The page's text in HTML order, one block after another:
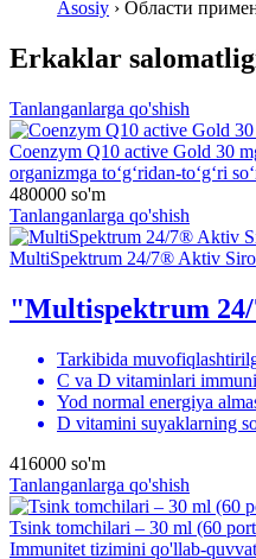
Asosiy › Области
Erkaklar
Tanlanganlarga qo'shish
Coenzym Q10 active Gold 30
organizmga toʻgʻridan-toʻgʻri
480000 so'm
Tanlanganlarga qo'shish
MultiSpektrum 24/7® Aktiv
"Multispektrum
Tarkibida
C va D vitaminlari
Yod normal energiya
D vitamini suyaklarning
416000 so'm
Tanlanganlarga qo'shish
Tsink tomchilari – 30 ml (60
Immunitet tizimini qo'llab-